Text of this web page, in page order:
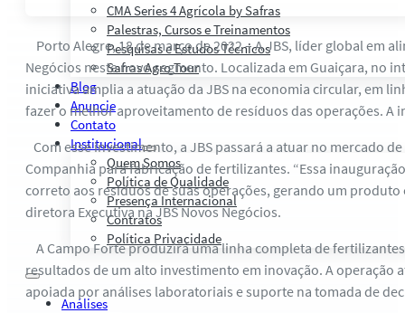
CMA Series 4 Agrícola by Safras
Palestras, Cursos e Treinamentos
Pesquisas e Estudos Técnicos
Safras Agro Tour
Blog
Anuncie
Contato
Institucional
Quem Somos
Política de Qualidade
Presença Internacional
Contratos
Política Privacidade
Análises
Porto Alegre, 18 de março de 2022 – A JBS, líder global em
Negócios neste novo segmento. Localizada em Guaiçara, no
iniciativa amplia a atuação da JBS na economia circular, em
fazer o melhor aproveitamento de resíduos das operações. A
Com esse investimento, a JBS passará a atuar no mercado
Companhia para fabricação de fertilizantes. “Essa
correto aos resíduos de suas operações, gerando um
diretora Executiva na JBS Novos Negócios.
A Campo Forte produzirá uma linha completa de
resultados de um alto investimento em inovação. A operação
apoiada por análises laboratoriais e suporte na tomada de